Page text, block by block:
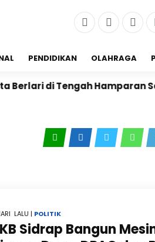
PENDIDIKAN OLAHRAGA
Hamparan Sawah
LALU | POLITIK
Sidrap Bangun